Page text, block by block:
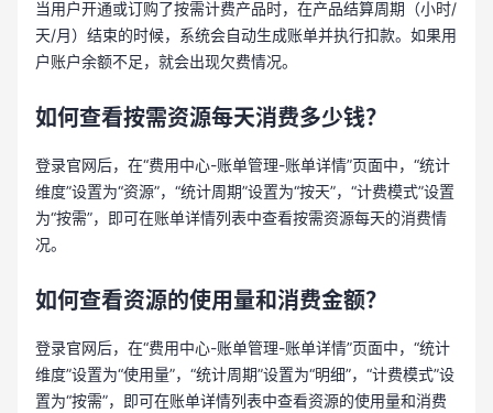
当用户开通或订购了按需计费产品时，在产品结算周期（小时/
天/月）结束的时候，系统会自动生成账单并执行扣款。如果用
户账户余额不足，就会出现欠费情况。
如何查看按需资源每天消费多少钱？
登录官网后，在“费用中心-账单管理-账单详情”页面中，“统计
维度”设置为“资源”，“统计周期”设置为“按天”，“计费模式”设置
为“按需”，即可在账单详情列表中查看按需资源每天的消费情
况。
如何查看资源的使用量和消费金额？
登录官网后，在“费用中心-账单管理-账单详情”页面中，“统计
维度”设置为“使用量”，“统计周期”设置为“明细”，“计费模式”设
置为“按需”，即可在账单详情列表中查看资源的使用量和消费